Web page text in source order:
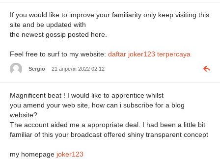
If you would like to improve your familiarity only keep visiting this
site and be updated with
the newest gossip posted here.
Feel free to surf to my website: daftar joker123 terpercaya
Sergio 21 апреля 2022 02:12
Magnificent beat ! I would like to apprentice whilst
you amend your web site, how can i subscribe for a blog
website?
The account aided me a appropriate deal. I had been a little bit
familiar of this your broadcast offered shiny transparent concept
my homepage joker123